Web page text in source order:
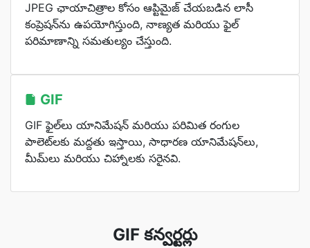
JPEG ఛాయాచిత్రాల కోసం ఆప్టిమైజ్ చేయబడిన లాసీ
కంప్రెషన్‌ను ఉపయోగిస్తుంది, నాణ్యత మరియు ఫైల్
పరిమాణాన్ని సమతుల్యం చేస్తుంది.
GIF
GIF ఫైల్‌లు యానిమేషన్ మరియు పరిమిత రంగుల
పాలెట్‌లకు మద్దతు ఇస్తాయి, సాధారణ యానిమేషన్‌లు,
మీమ్‌లు మరియు చిహ్నాలకు సరైనవి.
GIF కన్వర్టర్లు